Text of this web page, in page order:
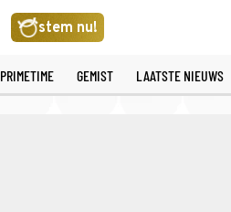
stem nu!
PRIMETIME GEMIST LAATSTE NIEUWS